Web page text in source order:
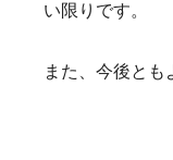
い限りです。
また、今後とも